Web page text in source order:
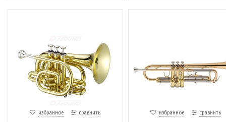
избранное сравнить избранное сравнить